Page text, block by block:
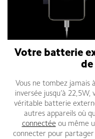
Votre batterie
de
Vous ne tombez jamais
inversée jusqu’à
véritable batterie
autres appareils où
connectée ou même
connecter pour partager